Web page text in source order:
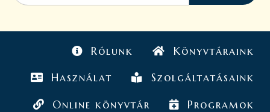
Rólunk Könyvtáraink
Használat Szolgáltatásaink
Online könyvtár Programok